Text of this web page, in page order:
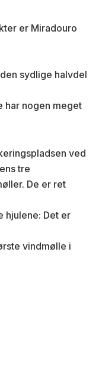
er Miradouro
sydlige halvdel
har nogen meget
ved
tre
De er ret
hjulene: Det er
vindmølle i